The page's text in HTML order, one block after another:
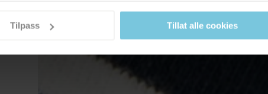
Tilpass Tillat alle cookies